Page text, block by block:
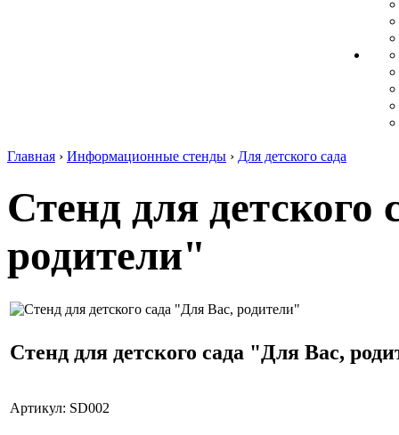
Главная › Информационные стенды › Для детского сада
Стенд для
родители"
Стенд для детского сада "Для Вас,
Артикул: SD002